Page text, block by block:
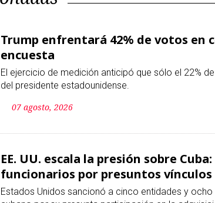
del presidente estadounidense.
EE. UU. escala la presión sobre
funcionarios por presuntos vínculos
Estados Unidos sancionó a cinco entidades y
06 agosto, 2026